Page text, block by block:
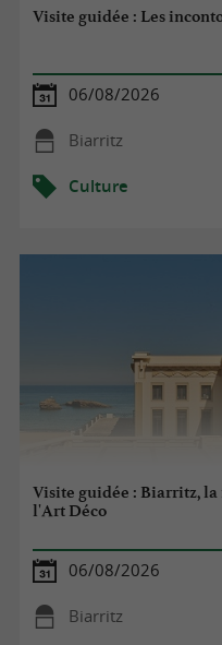
Visite guidée : Les
06/08/2026
Biarritz
Culture
Visite guidée : Biarritz, la
l'Art Déco
06/08/2026
Biarritz